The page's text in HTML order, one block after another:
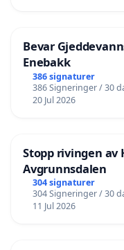
Bevar
Enebakk
386 signaturer
386 Signeringer / 30
20 Jul 2026
Stopp rivingen
Avgrunnsdalen
304 signaturer
304 Signeringer / 30
11 Jul 2026